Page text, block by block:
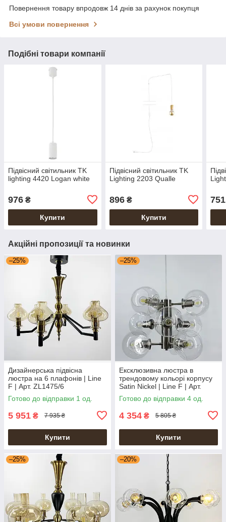
Повернення товару впродовж 14 днів за рахунок покупця
Всі умови повернення
Подібні товари компанії
Підвісний світильник TK
lighting 4420 Logan white
976 ₴
Купити
Підвісний світильник TK
Lighting 2203 Qualle
896₴
Купити
751
Акційні пропозиції та новинки
–25%
Дизайнерська підвісна
люстра на 6 плафонів | Line
F | Арт. ZL1475/6
Готово до відправки 1 од.
5 951 ₴ 7 935 ₴
Купити
–25%
Ексклюзивна люстра в
трендовому кольорі корпусу
Satin Nickel | Line F | Арт.
MD9050-9
Готово до відправки 4 од.
4 354 ₴ 5 805 ₴
Купити
–25% –20%